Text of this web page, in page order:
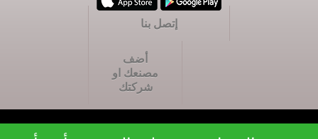
إتصل بنا
أضف
مصنعك او
شركتك